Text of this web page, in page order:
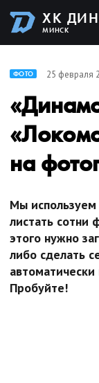
ХК
МИНСК
ФОТО 25 февраля
на
Мы используем
листать сотни
этого нужно
либо сделать
Пробуйте!